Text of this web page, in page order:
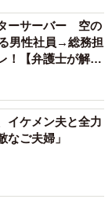
ーサーバー 空の
男性社員→総務担
！【弁護士が解
イケメン夫と全力
なご夫婦」